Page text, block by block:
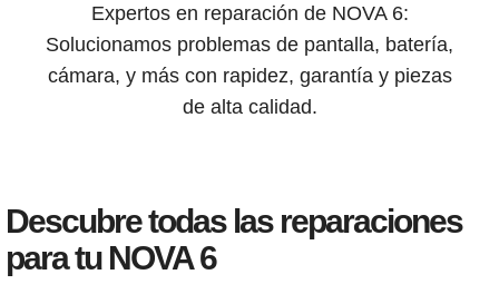
Expertos en reparación de NOVA 6:
Solucionamos problemas de pantalla, batería,
cámara, y más con rapidez, garantía y piezas
de alta calidad.
Descubre todas las reparaciones
para tu NOVA 6